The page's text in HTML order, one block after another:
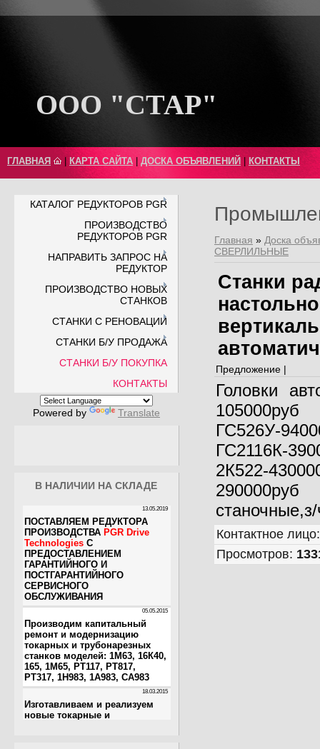
ООО "СТАР"
ГЛАВНАЯ КАРТА САЙТА ДОСКА ОБЪЯВЛЕНИЙ КОНТАКТЫ
КАТАЛОГ РЕДУКТОРОВ PGR
ПРОИЗВОДСТВО
РЕДУКТОРОВ PGR
НАПРАВИТЬ ЗАПРОС НА
РЕДУКТОР
ПРОИЗВОДСТВО НОВЫХ
СТАНКОВ
СТАНКИ С РЕНОВАЦИИ
СТАНКИ Б/У ПРОДАЖА
СТАНКИ Б/У ПОКУПКА
КОНТАКТЫ
Powered by Translate
В НАЛИЧИИ НА СКЛАДЕ
Главная » Доска
СВЕРЛИЛЬНЫЕ
Станки
Предложение |
Головки
ГС526У-
ГС2116К-
2К522-
Контактное лицо
Просмотров: